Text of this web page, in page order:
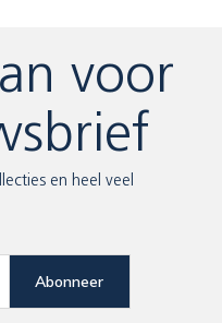
voor
en heel veel
Abonneer